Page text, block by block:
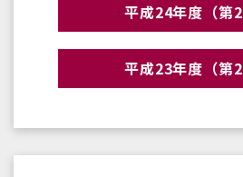
平成24年度（第
平成23年度（第